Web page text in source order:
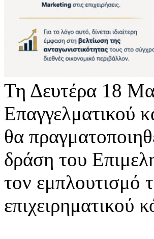
Τη Δευτέρα 18
Επαγγελματικού
θα
δράση του
τον
επιχειρηματικού